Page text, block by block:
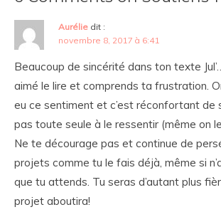
Aurélie dit :
novembre 8, 2017 à 6:41
Beaucoup de sincérité dans ton texte
aimé le lire et comprends ta frustration.
eu ce sentiment et c’est réconfortant de
pas toute seule à le ressentir (même on
Ne te décourage pas et continue de
projets comme tu le fais déjà, même si
que tu attends. Tu seras d’autant plus
projet aboutira!